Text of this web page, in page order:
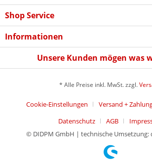
Shop Service
Informationen
Unsere Kunden mögen was
* Alle Preise inkl. MwSt. zzgl.
Cookie-Einstellungen Versand +
Datenschutz
AGB
© DIDPM GmbH | technische Umsetzung: